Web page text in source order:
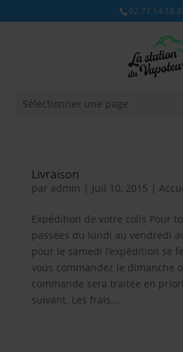
Sélectionner une page
Livraison
par admin | Juil 10, 2015 |
Expédition de votre colis Pour
passées du lundi au vendredi
pour le samedi l’expédition se
vous commandez le dimanche
commande sera traitée en
suivant. Les frais...